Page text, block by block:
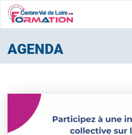
AGENDA